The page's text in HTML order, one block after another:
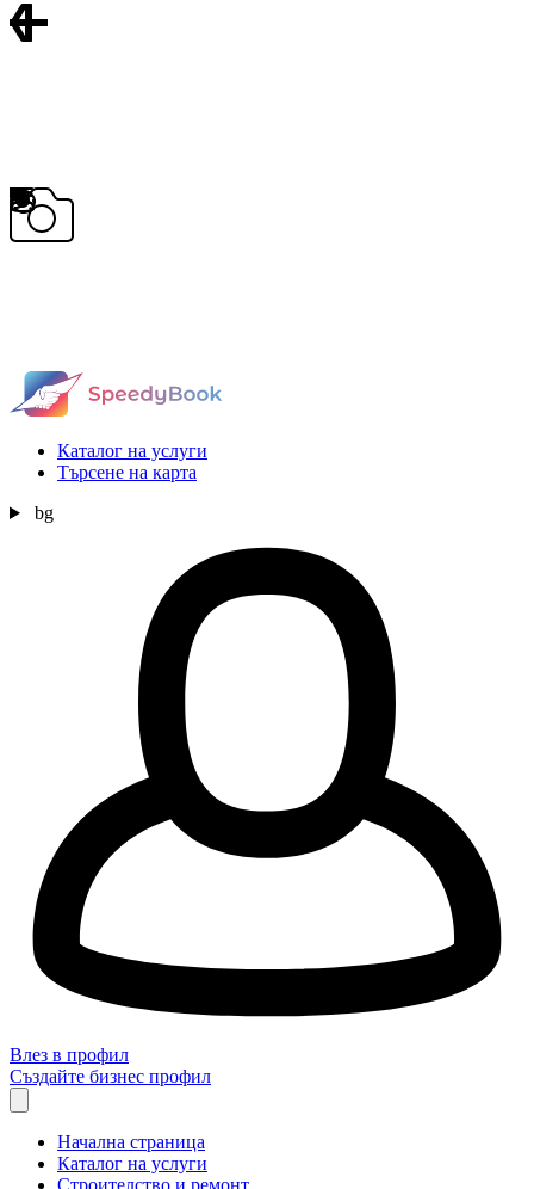
Каталог на услуги
Търсене на карта
bg
Влез в профил
Създайте бизнес профил
Начална страница
Каталог на услуги
Строителство и ремонт